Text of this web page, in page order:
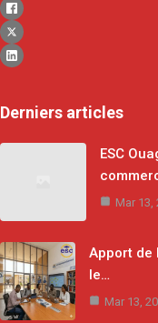
Derniers articles
ESC
Mar 13,
Apport de
le…
Mar 13,